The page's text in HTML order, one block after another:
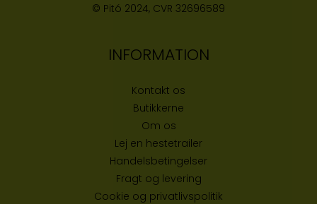
© Pitó 2024, CVR 32696589
INFORMATION
Kontakt os
Butikkerne
Om os
Lej en hestetrailer
Handelsbetingelser
Fragt og levering
Cookie og privatlivspolitik